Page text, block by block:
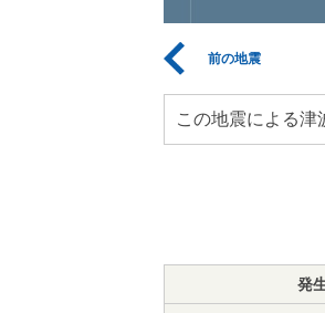
前の地震
この地震による津
発